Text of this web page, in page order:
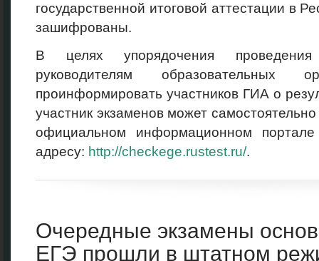
государственной итоговой аттестации в
зашифрованы.
В целях упорядочения
руководителям образовательных
проинформировать участников ГИА о
участник экзаменов может
официальном информационном
адресу: http://checkege.rustest.ru/.
Очередные экзамены
ЕГЭ прошли в штатном